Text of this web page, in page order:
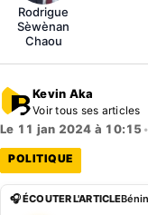
Rodrigue
Sèwènan
Chaou
Kevin Aka
Voir tous ses articles
Le 11 jan 2024 à 10:15 •
POLITIQUE
🎧 ÉCOUTER L'ARTICLE